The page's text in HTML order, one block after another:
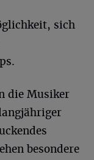
sich
die Musiker
besondere